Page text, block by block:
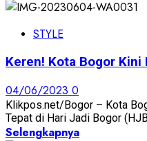
STYLE
Keren! Kota Bogor
04/06/2023 0
Klikpos.net/Bogor – Kota
Tepat di Hari Jadi Bogor
Selengkapnya